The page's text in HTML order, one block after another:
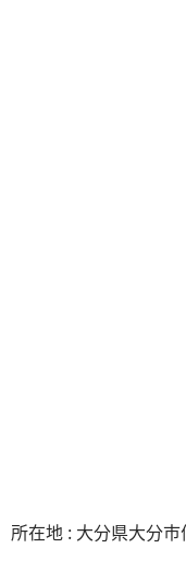
所在地 : 大分県大分